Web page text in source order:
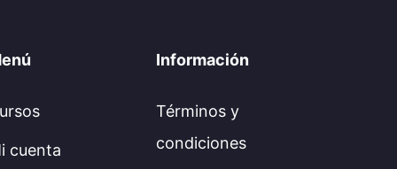
cuenta
Información
Términos y
condiciones